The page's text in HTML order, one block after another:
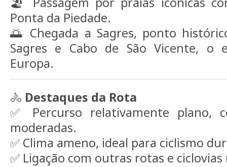
Ponta da Piedade.
🌅 Chegada a Sagres, ponto
Sagres e Cabo de São Vicente, o
Europa.
🚴 Destaques da Rota
✅ Percurso relativamente plano,
moderadas.
✅ Clima ameno, ideal para ciclismo
✅ Ligação com outras rotas e